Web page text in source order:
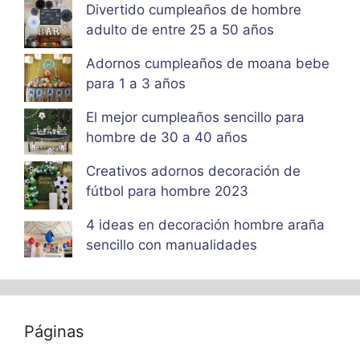
Divertido cumpleaños de hombre
adulto de entre 25 a 50 años
Adornos cumpleaños de moana bebe
para 1 a 3 años
El mejor cumpleaños sencillo para
hombre de 30 a 40 años
Creativos adornos decoración de
fútbol para hombre 2023
4 ideas en decoración hombre araña
sencillo con manualidades
Páginas